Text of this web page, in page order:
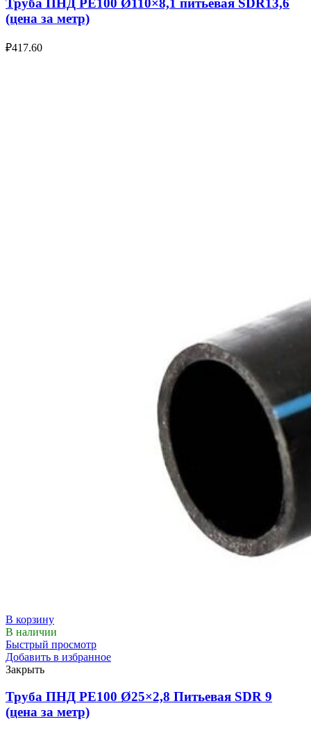
Труба ПНД РЕ100 Ø110×8,1 питьевая SDR13,6
(цена за метр)
₽417.60
В корзину
В наличии
Быстрый просмотр
Добавить в избранное
Закрыть
Труба ПНД РЕ100 Ø25×2,8 Питьевая SDR 9
(цена за метр)